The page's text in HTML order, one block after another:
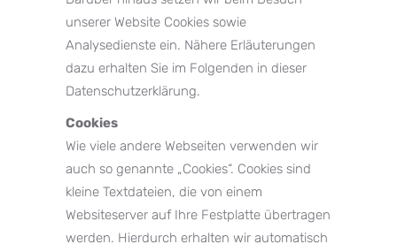
unserer Website Cookies sowie
Analysedienste ein. Nähere Erläuterungen
dazu erhalten Sie im Folgenden in dieser
Datenschutzerklärung.
Cookies
Wie viele andere Webseiten verwenden wir
auch so genannte „Cookies“. Cookies sind
kleine Textdateien, die von einem
Websiteserver auf Ihre Festplatte übertragen
werden. Hierdurch erhalten wir automatisch